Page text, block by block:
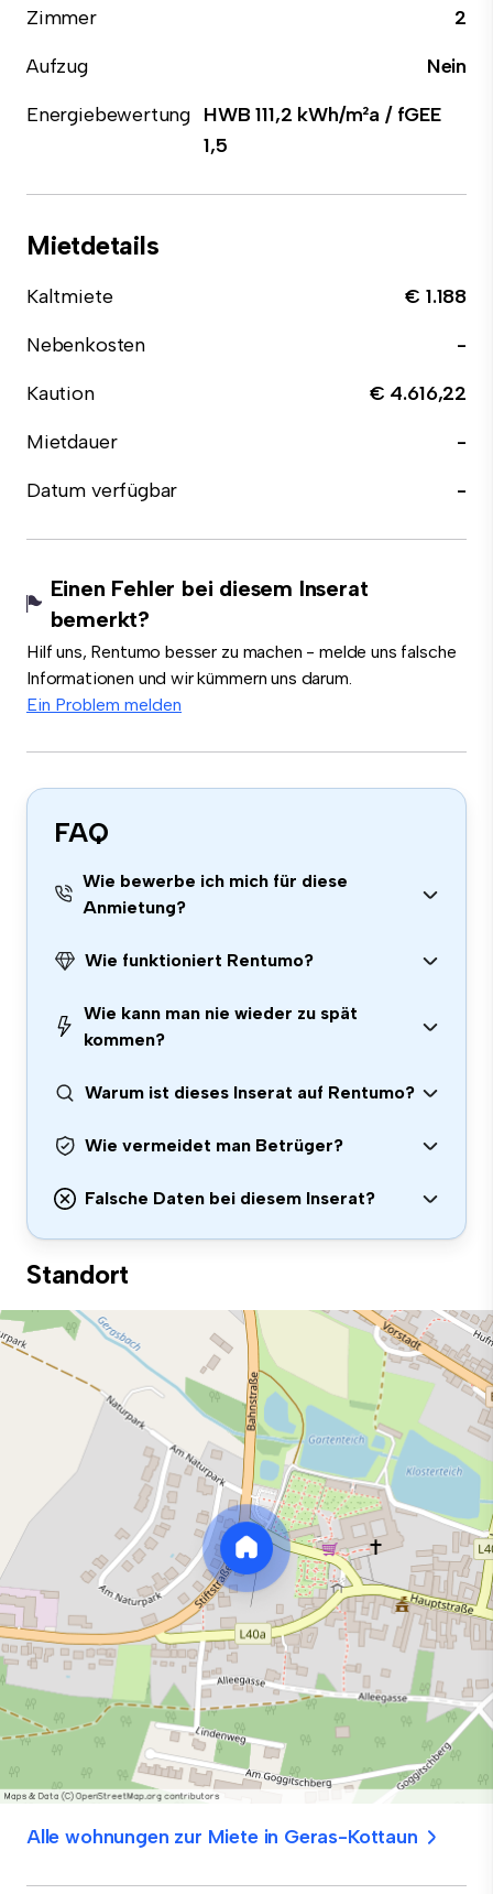
Zimmer
2
Aufzug
Nein
Energiebewertung HWB 111,2 kWh/m²a / fGEE
1,5
Mietdetails
Kaltmiete
€ 1.188
Nebenkosten
-
Kaution
€ 4.616,22
Mietdauer
-
Datum verfügbar
-
Einen Fehler bei diesem Inserat
bemerkt?
Hilf uns, Rentumo besser zu machen - melde uns falsche
Informationen und wir kümmern uns darum.
Ein Problem melden
FAQ
Wie bewerbe ich mich für diese
Anmietung?
Wie funktioniert Rentumo?
Wie kann man nie wieder zu spät
kommen?
Warum ist dieses Inserat auf Rentumo?
Wie vermeidet man Betrüger?
Falsche Daten bei diesem Inserat?
Standort
Alle wohnungen zur Miete in Geras-Kottaun